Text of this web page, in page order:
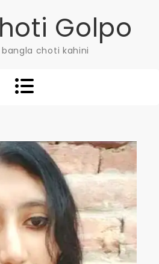
Golpo
bangla choti kahini